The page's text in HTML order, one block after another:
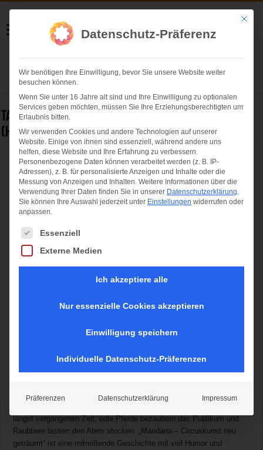
Helmut Swoboda
Fotografie
Herzlich willkommen
Tag Archives:
(Herzchirurg)
Circus Krone “Mandana – Circuskunst neu
geträumt” feiert Weltpremiere auf der
Theresienwiese München
Löwenmann. Die Grenzen zwischen Tier und Mensch verschwimmen.
Verbindung von Mensch und Tier! Weltklasse-Akrobaten zogen die
längst vergangenen Zeit, edle Pferde bezaubern das Publikum und
Raubtiere lassen den Atem stocken. „Mandana – Circuskunst neu
geträumt“ ist eine mitreißende Geschichte mit viel Humor und
Mit
Datenschutz-Präferenz
Wir benötigen Ihre Einwilligung, bevor Sie unsere Website weiter
besuchen können.
Wenn Sie unter 16 Jahre alt sind und Ihre Einwilligung zu optionalen
Services geben möchten, müssen Sie Ihre Erziehungsberechtigten um
Erlaubnis bitten.
Wir verwenden Cookies und andere Technologien auf unserer
Website. Einige von ihnen sind essenziell, während andere uns
helfen, diese Website und Ihre Erfahrung zu verbessern.
Personenbezogene Daten können verarbeitet werden (z. B. IP-
Adressen), z. B. für personalisierte Anzeigen und Inhalte oder die
Messung von Anzeigen und Inhalten. Weitere Informationen über die
Verwendung Ihrer Daten finden Sie in unserer Datenschutzerklärung.
Sie können Ihre Auswahl jederzeit unter Einstellungen widerrufen oder
anpassen.
Es folgt eine Liste der Service-Gruppen, für die eine Einwilligung
Essenziell
Externe Medien
Ich akzeptiere alle
Nur essenzielle Cookies akzeptieren
Einwilligung speichern
Individuelle Datenschutz-Präferenzen
Präferenzen Datenschutzerklärung Impressum